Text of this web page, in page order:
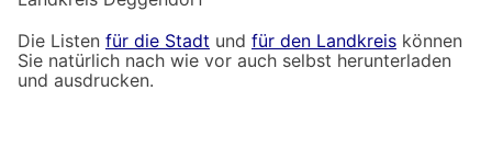
Die Listen für die Stadt und für den Landkreis können
Sie natürlich nach wie vor auch selbst herunterladen
und ausdrucken.